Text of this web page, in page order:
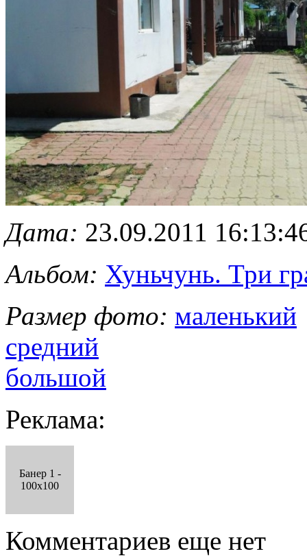
Дата: 23.09.2011
Альбом: Хуньчунь. Три
Размер фото: маленький
средний
большой
Реклама:
Банер 1 -
100x100
Комментариев еще нет